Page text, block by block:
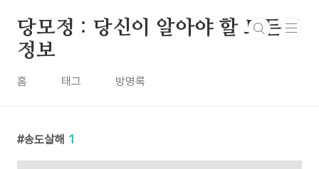
당모정 : 당신이 알아야 할 모든
정보
홈 태그 방명록
송도살해 1